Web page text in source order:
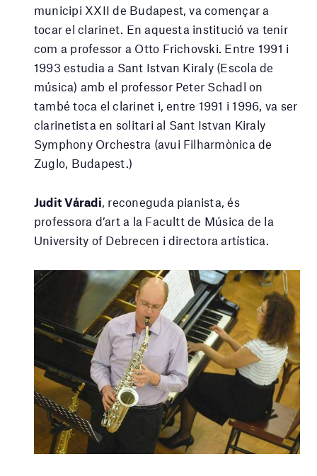
municipi XXII de Budapest, va començar a
tocar el clarinet. En aquesta institució va tenir
com a professor a Otto Frichovski. Entre 1991 i
1993 estudia a Sant Istvan Kiraly (Escola de
música) amb el professor Peter Schadl on
també toca el clarinet i, entre 1991 i 1996, va ser
clarinetista en solitari al Sant Istvan Kiraly
Symphony Orchestra (avui Filharmònica de
Zuglo, Budapest.)
Judit Váradi, reconeguda pianista, és
professora d’art a la Facultt de Música de la
University of Debrecen i directora artística.